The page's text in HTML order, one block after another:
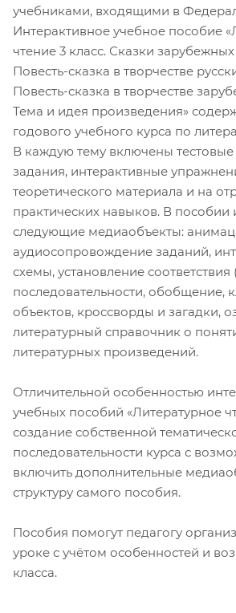
учебниками, входящими в
Интерактивное учебное пособие
чтение 3 класс. Сказки
Повесть-сказка в творчестве
Повесть-сказка в творчестве
Тема и идея произведения»
годового учебного курса по
В каждую тему включены
задания, интерактивные
теоретического материала и на
практических навыков. В пособии
следующие медиаобъекты:
аудиосопровождение заданий,
схемы, установление
последовательности, обобщение,
объектов, кроссворды и загадки,
литературный справочник о
литературных произведений.
Отличительной особенностью
учебных пособий «Литературное
создание собственной
последовательности курса с
включить дополнительные
структуру самого пособия.
Пособия помогут педагогу
уроке с учётом особенностей и
класса.